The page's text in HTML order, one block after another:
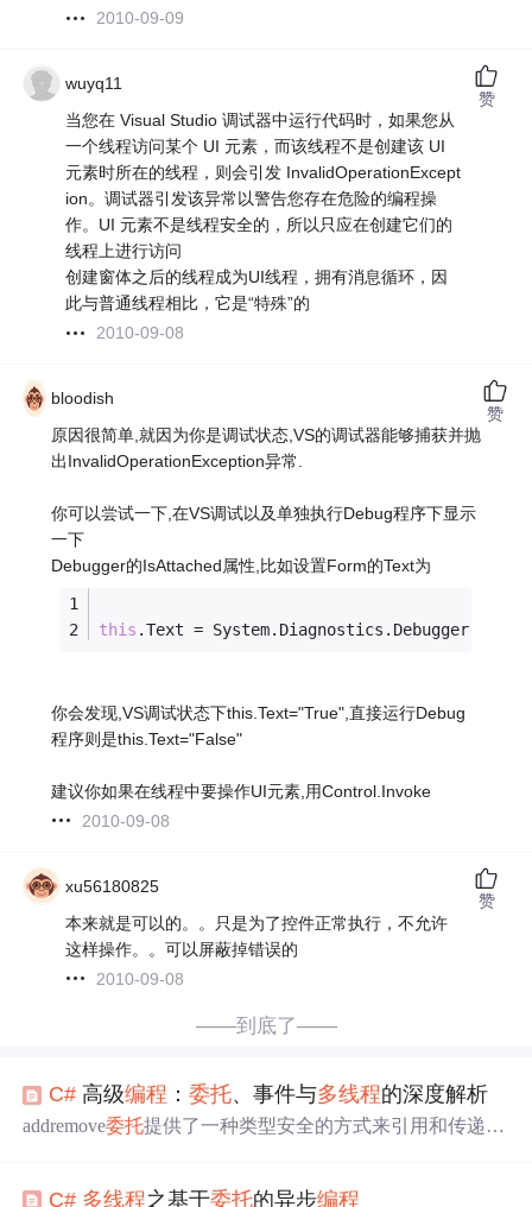
2010-09-09
wuyq11
当您在 Visual Studio 调试器中运行代码时，如果您从
一个线程访问某个 UI 元素，而该线程不是创建该 UI
元素时所在的线程，则会引发 InvalidOperationExcept
ion。调试器引发该异常以警告您存在危险的编程操
作。UI 元素不是线程安全的，所以只应在创建它们的
线程上进行访问
创建窗体之后的线程成为UI线程，拥有消息循环，因
此与普通线程相比，它是“特殊”的
2010-09-08
赞
bloodish
原因很简单,就因为你是调试状态,VS的调试器能够捕获并抛
出InvalidOperationException异常.
你可以尝试一下,在VS调试以及单独执行Debug程序下显示
一下
Debugger的IsAttached属性,比如设置Form的Text为
this .Text =
你会发现,VS调试状态下this.Text="True",直接运行Debug
程序则是this.Text="False"
建议你如果在线程中要操作UI元素,用Control.Invoke
2010-09-08
赞
xu56180825
本来就是可以的。。只是为了控件正常执行，不允许
这样操作。。可以屏蔽掉错误的
2010-09-08
赞
——到底了——
C# 高级编程 ：委托、事件与多线程的深度解析
addremove委托提供了一种类型安全的方式来引用和传递方
用程序同时执行多个任务，提高响应性和性能，特别是在
C# 多线程之基于委托的异步编程